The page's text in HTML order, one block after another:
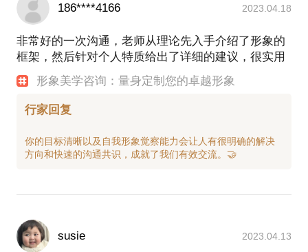
186****4166 2023.04.18
非常好的一次沟通，老师从理论先入手介绍了形象的
框架，然后针对个人特质给出了详细的建议，很实用
形象美学咨询：量身定制您的卓越形象
行家回复
你的目标清晰以及自我形象觉察能力会让人有很明确的解决
susie 2023.04.13